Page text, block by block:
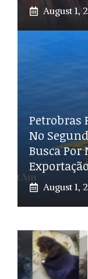
August 1,
Petrobras
No
Busca Por
August 1,